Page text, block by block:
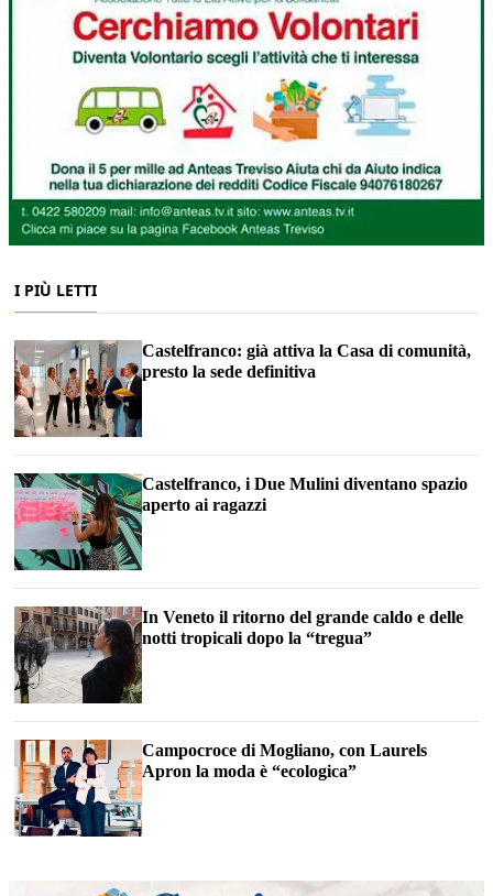
I PIÙ LETTI
Castelfranco: già attiva la Casa di comunità,
presto la sede definitiva
Castelfranco, i Due Mulini diventano spazio
aperto ai ragazzi
In Veneto il ritorno del grande caldo e delle
notti tropicali dopo la “tregua”
Campocroce di Mogliano, con Laurels
Apron la moda è “ecologica”